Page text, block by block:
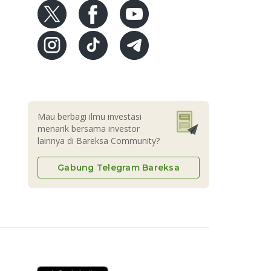
Mau berbagi ilmu investasi
menarik bersama investor
lainnya di Bareksa Community?
Gabung Telegram Bareksa